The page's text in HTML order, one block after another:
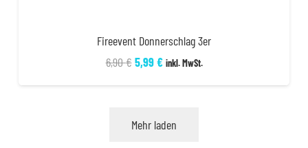
Fireevent Donnerschlag 3er
6,90€ Ursprünglicher
6,90 €
5,99€Aktueller
5,99 €.
inkl. MwSt.
Mehr laden